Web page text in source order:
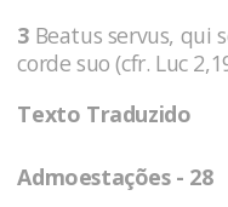
3 Beatus servus, qui
corde suo (cfr. Luc
Texto Traduzido
Admoestações - 28